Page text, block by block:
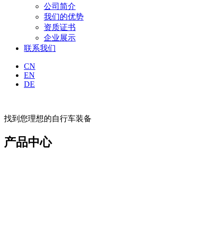
公司简介
我们的优势
资质证书
企业展示
联系我们
CN
EN
DE
找到您理想的自行车装备
产品中心